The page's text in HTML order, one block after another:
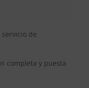
de
completa y puesta